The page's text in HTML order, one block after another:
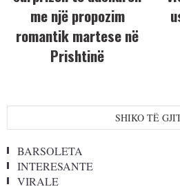
me një propozim
romantik martese në
Prishtinë
SHIKO TË
BARSOLETA
INTERESANTE
VIRALE